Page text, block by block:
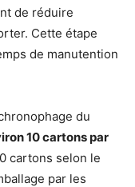
de réduire
Cette étape
de manutention
du
10 cartons par
cartons selon le
par les